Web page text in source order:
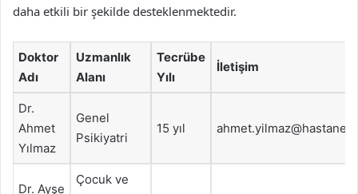
daha etkili bir şekilde desteklenmektedir.
Doktor
Adı
Uzmanlık
Alanı
Tecrübe
Yılı
İletişim
Dr.
Ahmet
Yılmaz
Genel
Psikiyatri
15 yıl
Dr. Ayşe
Çocuk ve